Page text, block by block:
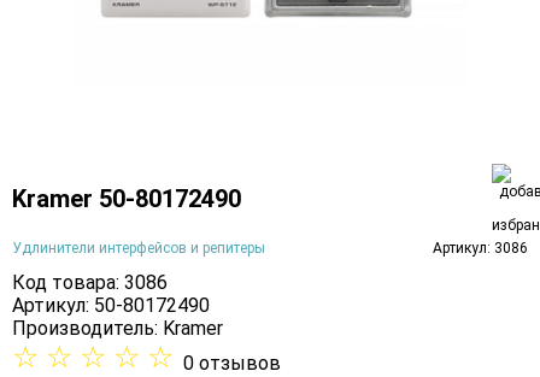
Kramer 50-80172490
Удлинители интерфейсов и репитеры Артикул: 3086
Код товара: 3086
Артикул: 50-80172490
Производитель: Kramer
☆ ☆ ☆ ☆ ☆ 0 отзывов